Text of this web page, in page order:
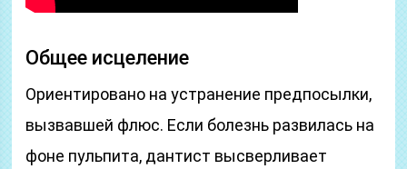
Общее исцеление
Ориентировано на устранение предпосылки,
вызвавшей флюс. Если болезнь развилась на
фоне пульпита, дантист высверливает